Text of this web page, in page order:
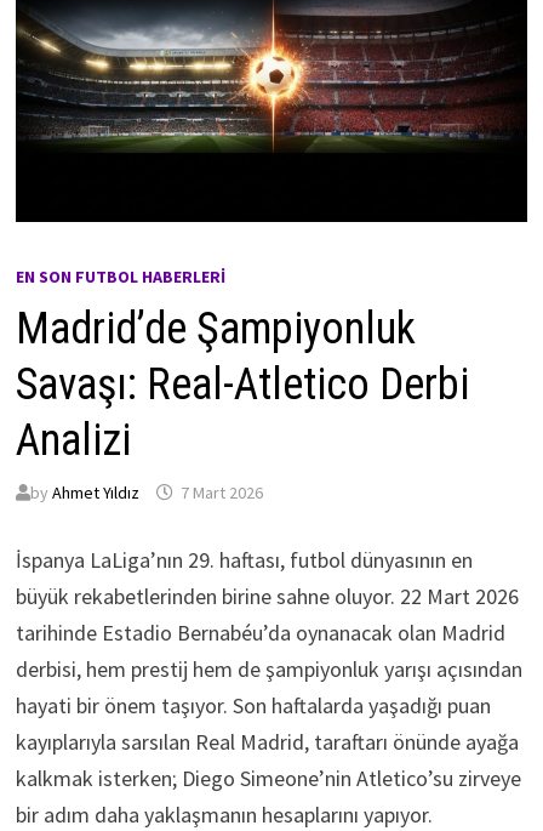
EN SON FUTBOL HABERLERI
Madrid’de Şampiyonluk
Savaşı: Real-Atletico Derbi
Analizi
by Ahmet Yıldız 7 Mart 2026
İspanya LaLiga’nın 29. haftası, futbol dünyasının en
büyük rekabetlerinden birine sahne oluyor. 22 Mart 2026
tarihinde Estadio Bernabéu’da oynanacak olan Madrid
derbisi, hem prestij hem de şampiyonluk yarışı açısından
hayati bir önem taşıyor. Son haftalarda yaşadığı puan
kayıplarıyla sarsılan Real Madrid, taraftarı önünde ayağa
kalkmak isterken; Diego Simeone’nin Atletico’su zirveye
bir adım daha yaklaşmanın hesaplarını yapıyor.